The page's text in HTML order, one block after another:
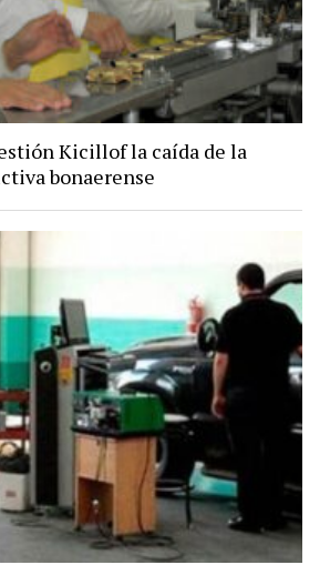
Kicillof la caída de la
bonaerense